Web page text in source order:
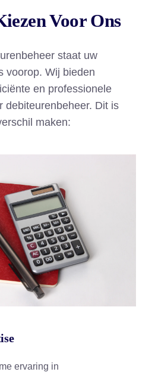
Voor Ons
staat uw
voorop. Wij bieden
en professionele
debiteurenbeheer. Dit is
maken:
ervaring in